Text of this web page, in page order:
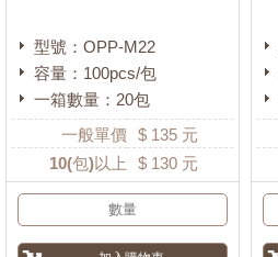
型號：OPP-M22
容量：100pcs/包
一箱數量：20包
一般單價 $ 135 元
10(包)以上 $ 130 元